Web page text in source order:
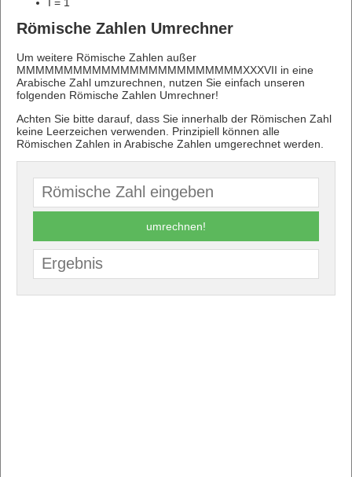
I = 1
Römische Zahlen Umrechner
Um weitere Römische Zahlen außer
MMMMMMMMMMMMMMMMMMMMMMMMXXXVII in eine
Arabische Zahl umzurechnen, nutzen Sie einfach unseren
folgenden Römische Zahlen Umrechner!
Achten Sie bitte darauf, dass Sie innerhalb der Römischen Zahl
keine Leerzeichen verwenden. Prinzipiell können alle
Römischen Zahlen in Arabische Zahlen umgerechnet werden.
umrechnen!